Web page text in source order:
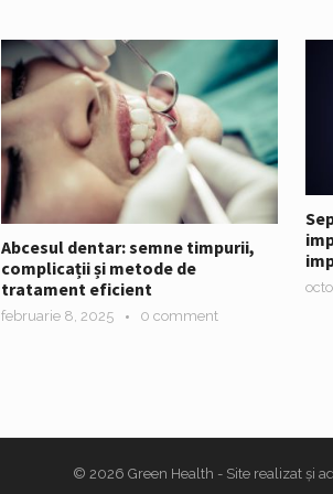
Abcesul dentar: semne timpurii,
complicații și metode de
tratament eficient
februarie 8, 2025 0 comment
© 2026 Green Health - Site realizat și